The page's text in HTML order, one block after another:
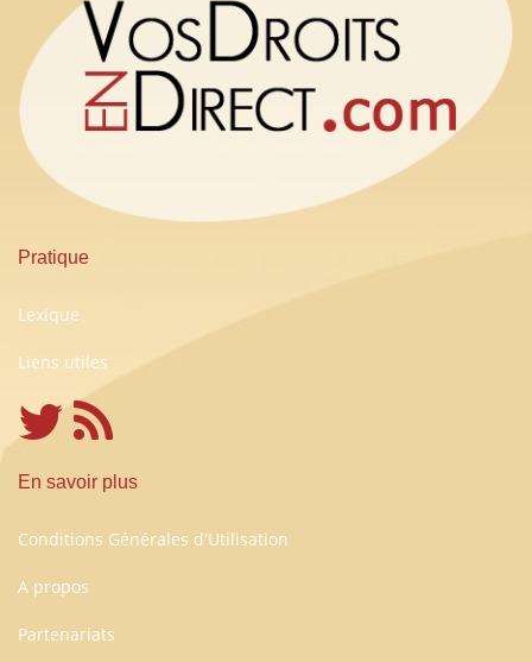
Pratique
Lexique
Liens utiles
En savoir plus
Conditions Générales d'Utilisation
A propos
Partenariats